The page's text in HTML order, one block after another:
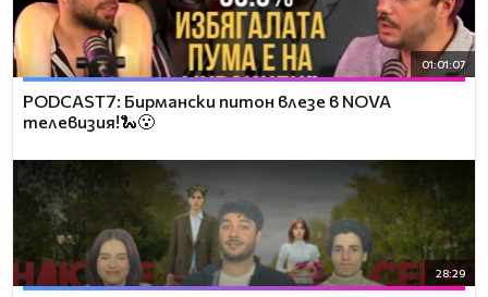
01:01:07
PODCAST7: Бирмански питон влезе в NOVA
телевизия!🐍😮
28:29